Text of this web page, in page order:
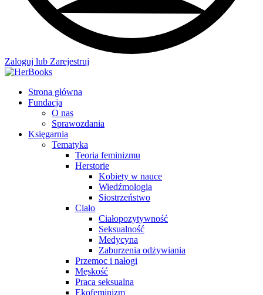
Zaloguj lub Zarejestruj
Strona główna
Fundacja
O nas
Sprawozdania
Księgarnia
Tematyka
Teoria feminizmu
Herstorie
Kobiety w nauce
Wiedźmologia
Siostrzeństwo
Ciało
Ciałopozytywność
Seksualność
Medycyna
Zaburzenia odżywiania
Przemoc i nałogi
Męskość
Praca seksualna
Ekofeminizm